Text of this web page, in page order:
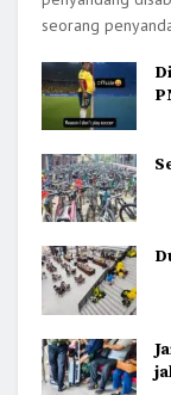
seorang